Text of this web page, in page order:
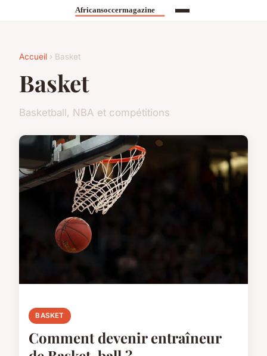
Accueil › Basket
Basket
Basketball, NBA et compétitions
BASKET
Comment devenir entraîneur